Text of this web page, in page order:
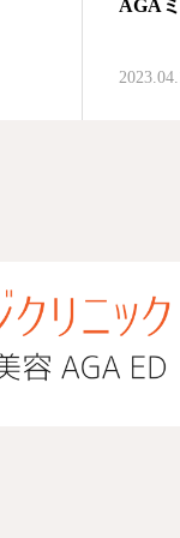
AGA